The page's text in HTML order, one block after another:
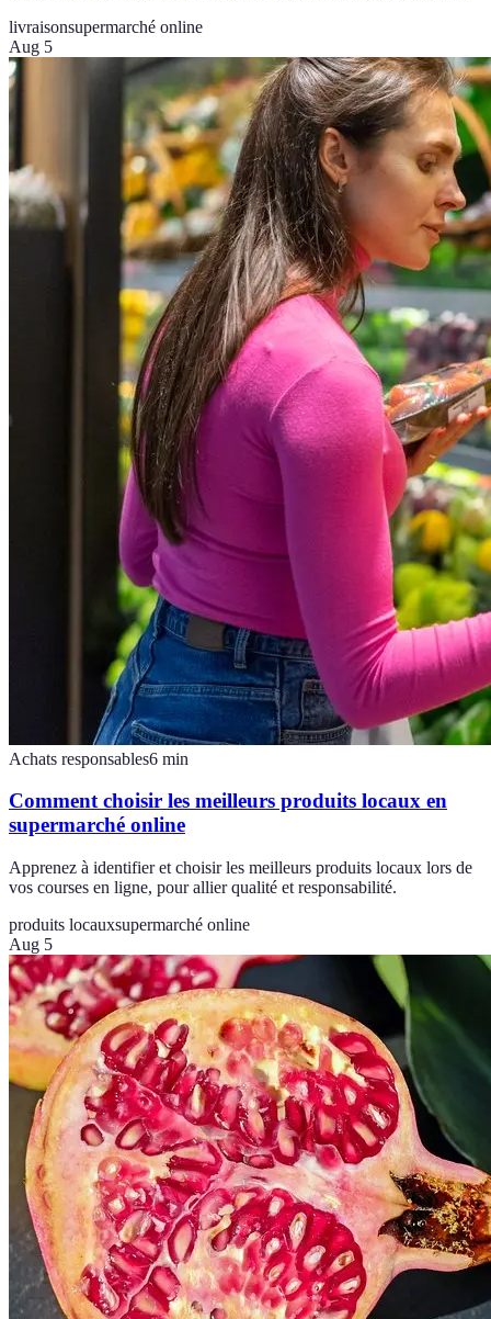
livraisonsupermarché online
Aug 5
Achats responsables6 min
Comment choisir les meilleurs produits locaux en
supermarché online
Apprenez à identifier et choisir les meilleurs produits locaux lors de
vos courses en ligne, pour allier qualité et responsabilité.
produits locauxsupermarché online
Aug 5